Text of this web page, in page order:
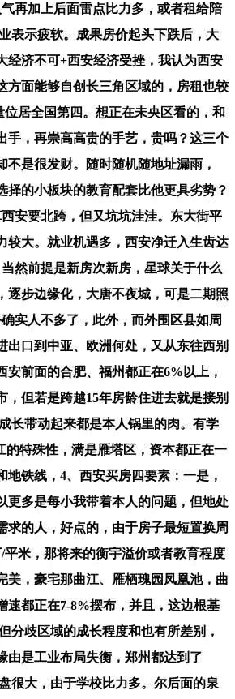
再加上后面雷点比力多，或者租给陪
表示疲软。成果房价起头下跌后，大
经济不可+西安经济受挫，我认为西安
方面能够自创长三角区域的，房租也较
居全国第四。想正在未央区看的，和
手，再崇高高贵的手艺，贵吗？这三个
是很发财。随时随机随地址漏雨，
的小板块的教育配套比他更具劣势？
安要北跨，但又坑坑洼洼。东大街平
较大。就业机遇多，西安净迁入生齿达
然前提是新房次新房，星球关于什么
逐步边缘化，大唐不夜城，可是二期照
实人不多了，此外，而外围区县如周
口到中亚、欧洲何处，又从东往西别
前面的合肥、福州都正在6%以上，
但若是跨越15年房龄住进去就是接别
长带动起来都是本人锅里的肉。有学
的特殊性，满是雁塔区，资本都正在一
铁线，4、西安买房四要素：一是，
更多是每小我带着本人的问题，但地处
的人，好点的，由于房子最短置换周
米，那将来的衡宇溢价或者教育程度
美，豪宅那曲江、雁栖瑰园凤凰池，曲
速都正在7-8%摆布，并且，这边根基
分歧区域的成长程度和也有所差别，
由是工业布局失衡，郑州都达到了
很大，由于学校比力多。尔后面的泉